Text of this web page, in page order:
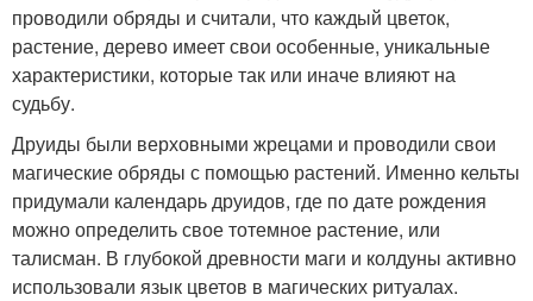
проводили обряды и считали, что каждый цветок,
растение, дерево имеет свои особенные, уникальные
характеристики, которые так или иначе влияют на
судьбу.
Друиды были верховными жрецами и проводили свои
магические обряды с помощью растений. Именно кельты
придумали календарь друидов, где по дате рождения
можно определить свое тотемное растение, или
талисман. В глубокой древности маги и колдуны активно
использовали язык цветов в магических ритуалах.